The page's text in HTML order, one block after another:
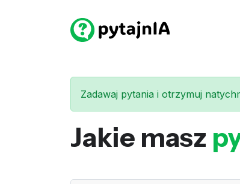
Zadawaj pytania i otrzymuj
Jakie masz